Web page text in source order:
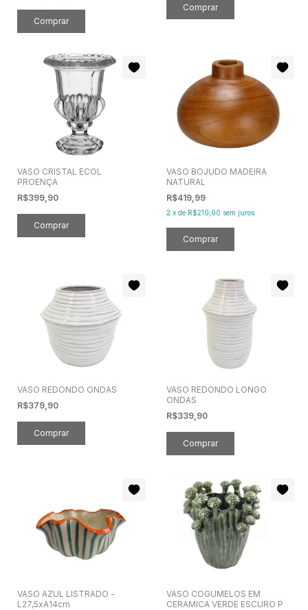
VASO CRISTAL ECOL
PROENÇA
R$399,90
VASO BOJUDO MADEIRA
NATURAL
R$419,99
2 x de R$210,00 sem juros
VASO REDONDO ONDAS
R$379,90
VASO REDONDO LONGO
ONDAS
R$339,90
VASO AZUL LISTRADO -
L27,5xA14cm
VASO COGUMELOS EM
CERAMICA VERDE ESCURO P